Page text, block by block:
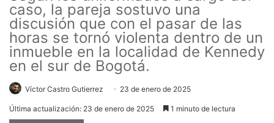
caso, la pareja sostuvo una
discusión que con el pasar de las
horas se tornó violenta dentro de un
inmueble en la localidad de Kennedy
en el sur de Bogotá.
Víctor Castro Gutierrez 23 de enero de 2025
Última actualización: 23 de enero de 2025 1 minuto de lectura